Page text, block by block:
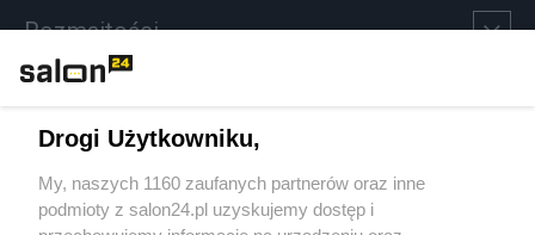
Rozmaitości
Sport
Społeczeństwo
Drogi Użytkowniku,
My, naszych 1160 zaufanych partnerów oraz inne
podmioty z salon24.pl uzyskujemy dostęp i